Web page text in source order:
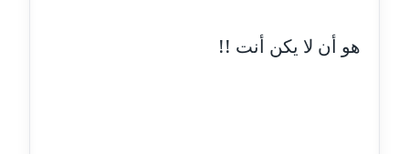
عاملة
هو أن لا يكن أنت !!